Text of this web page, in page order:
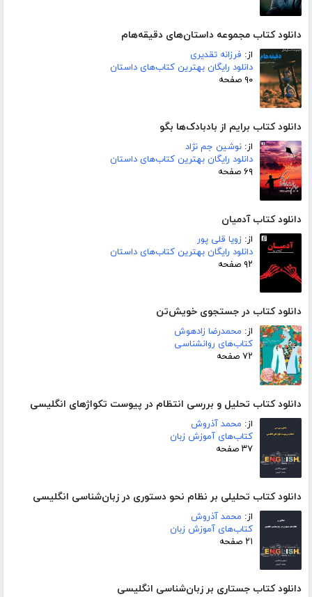
دانلود کتاب مجموعه داستان‌های دقیقه‌هام
از: فرزانه تقدیری
دانلود رایگان بهترین کتاب‌های داستان
۹۰ صفحه
دانلود کتاب برایم از بادبادک‌ها بگو
از: نوشین جم نژاد
دانلود رایگان بهترین کتاب‌های داستان
۶۹ صفحه
دانلود کتاب آدمیان
از: زویا قلی پور
دانلود رایگان بهترین کتاب‌های داستان
۹۲ صفحه
دانلود کتاب در جستجوی خویش‌تن
از: محمدرضا زادهوش
کتاب‌های روانشناسی
۷۲ صفحه
دانلود کتاب تحلیل و بررسی انتظام در پیوست تکواژهای انگلیسی
از: محمد آذروش
کتاب‌های آموزش زبان
۳۷ صفحه
دانلود کتاب تحلیلی بر نظام نحو دستوری در زبان‌شناسی انگلیسی
از: محمد آذروش
کتاب‌های آموزش زبان
۲۱ صفحه
دانلود کتاب جستاری بر زبان‌شناسی انگلیسی